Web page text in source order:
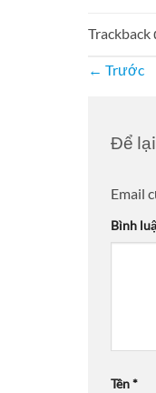
Trackback
← Trước
Để
Email
Bình
Tên*